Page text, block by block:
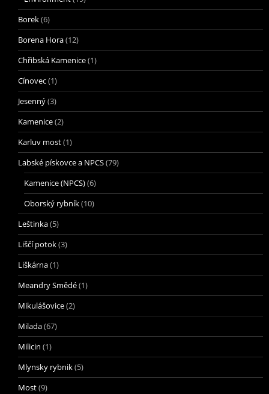
Borek(6)
Borena Hora(12)
Chřibská Kamenice(1)
Cínovec(1)
Jesenný(3)
Kamenice(2)
Karluv most(1)
Labské pískovce a NPCS(79)
Kamenice (NPCS)(6)
Oborský rybník(10)
Leštinka(5)
Liščí potok(3)
Liškárna(1)
Meandry Smědé(1)
Mikulášovice(2)
Milada(67)
Milicin (1)
Mlynsky rybnik(5)
Most(9)